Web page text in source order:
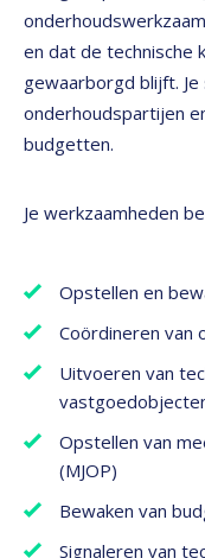
en dat de technische
gewaarborgd blijft.
onderhoudspartijen
budgetten.
Je werkzaamheden
Opstellen en
Coördineren van
Uitvoeren van
Opstellen van
(MJOP)
Bewaken van
Signaleren van